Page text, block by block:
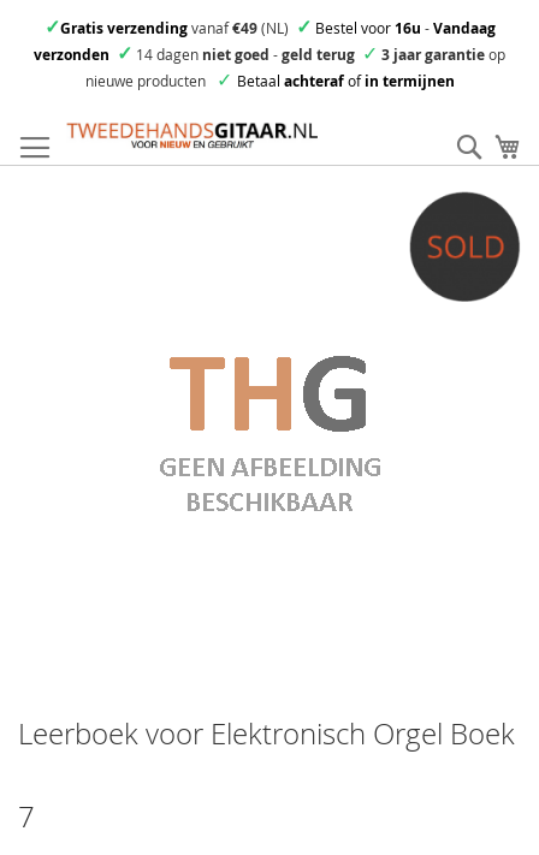
✓Gratis verzendingvanaf€49(NL) ✓ Bestel voor16u -Vandaag
verzonden ✓ 14 dagen niet goed -geld terug ✓ 3 jaar garantieop
nieuwe producten
✓ Betaal achterafofin termijnen
direct
door
Leerboek voor Elektronisch Orgel Boek
7
to
the
the